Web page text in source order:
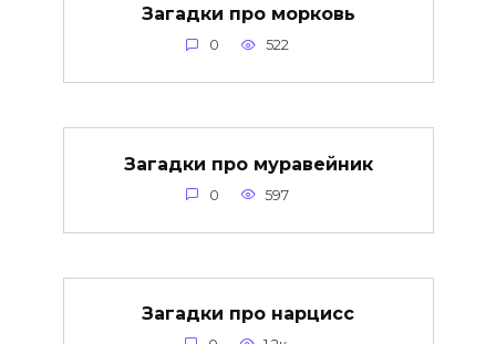
Загадки про морковь
0 522
Загадки про муравейник
0 597
Загадки про нарцисс